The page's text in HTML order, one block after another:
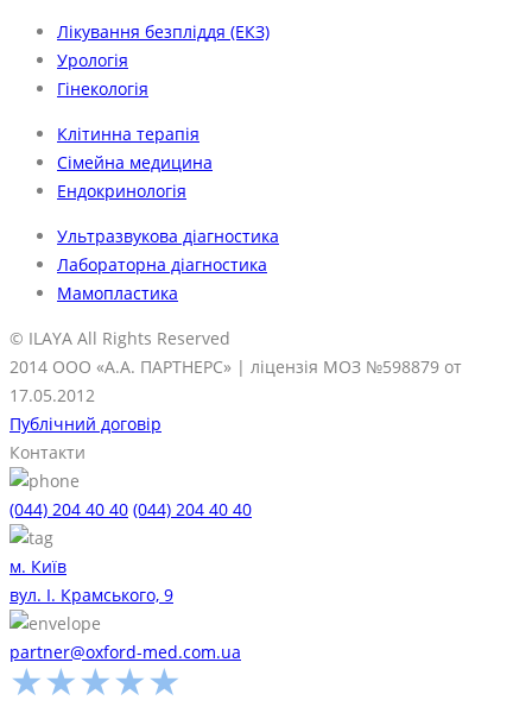
Лікування безпліддя (ЕКЗ)
Урологія
Гінекологія
Клітинна терапія
Сімейна медицина
Ендокринологія
Ультразвукова діагностика
Лабораторна діагностика
Мамопластика
© ILAYA All Rights Reserved
2014 ООО «А.А. ПАРТНЕРС» | ліцензія МОЗ №598879 от
17.05.2012
Публічний договір
Контакти
(044) 204 40 40 (044) 204 40 40
м. Київ
вул. І. Крамського, 9
partner@oxford-med.com.ua
★★★★★